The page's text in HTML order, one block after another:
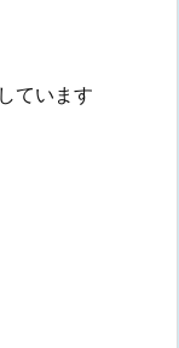
ています